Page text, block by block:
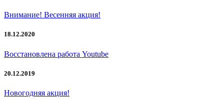
Внимание! Весенняя акция!
18.12.2020
Восстановлена работа Youtube
20.12.2019
Новогодняя акция!